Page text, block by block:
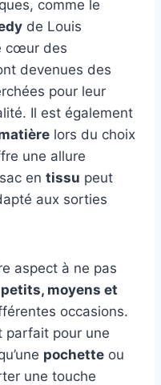
comme le
de Louis
cœur des
devenues des
pour leur
Il est également
lors du choix
une allure
en tissu peut
aux sorties
aspect à ne pas
petits, moyens et
occasions.
parfait pour une
pochette ou
une touche